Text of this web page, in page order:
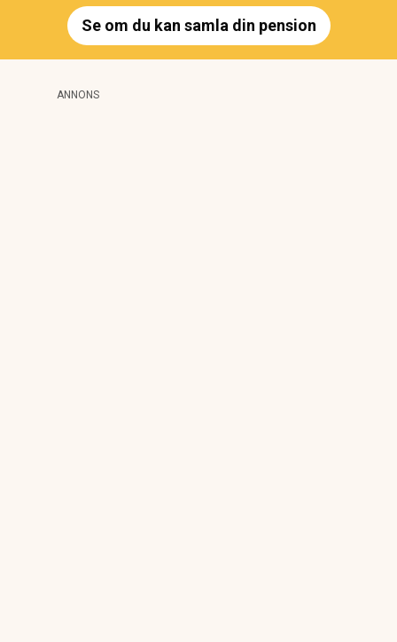
Se om du kan samla din pension
ANNONS